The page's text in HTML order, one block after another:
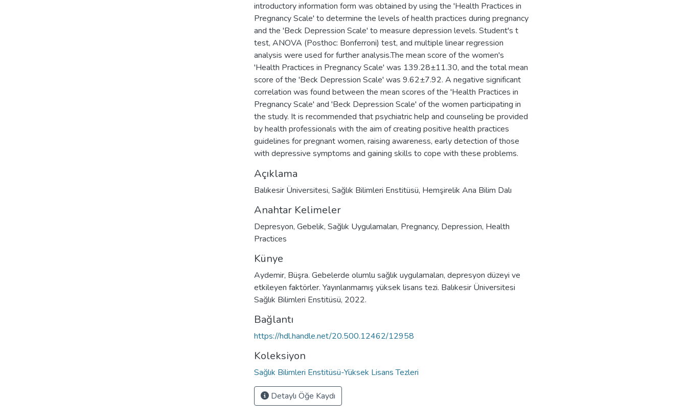
introductory information form was obtained by using the 'Health Practices in
Pregnancy Scale' to determine the levels of health practices during pregnancy
and the 'Beck Depression Scale' to measure depression levels. Student's t
test, ANOVA (Posthoc: Bonferroni) test, and multiple linear regression
analysis were used for further analysis.The mean score of the women's
'Health Practices in Pregnancy Scale' was 139.28±11.30, and the total mean
score of the 'Beck Depression Scale' was 9.62±7.92. A negative significant
correlation was found between the mean scores of the 'Health Practices in
Pregnancy Scale' and 'Beck Depression Scale' of the women participating in
the study. It is recommended that psychiatric help and counseling be provided
by health professionals with the aim of creating positive health practices
guidelines for pregnant women, raising awareness, early detection of those
with depressive symptoms and gaining skills to cope with these problems.
Açıklama
Balıkesir Üniversitesi, Sağlık Bilimleri Enstitüsü, Hemşirelik Ana Bilim Dalı
Anahtar Kelimeler
Depresyon, Gebelik, Sağlık Uygulamaları, Pregnancy, Depression, Health
Practices
Künye
Aydemir, Büşra. Gebelerde olumlu sağlık uygulamaları, depresyon düzeyi ve
etkileyen faktörler. Yayınlanmamış yüksek lisans tezi. Balıkesir Üniversitesi
Sağlık Bilimleri Enstitüsü, 2022.
Bağlantı
https://hdl.handle.net/20.500.12462/12958
Koleksiyon
Sağlık Bilimleri Enstitüsü-Yüksek Lisans Tezleri
Detaylı Öğe Kaydı